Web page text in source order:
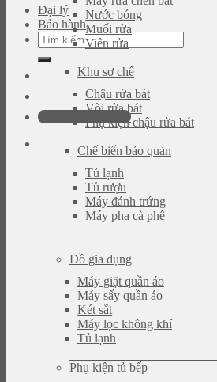
Đại lý
Bảo hành
Tìm
kiếm:
0946.480.580
Nước bóng
Muối rửa
Viên rửa
Khu sơ chế
Chậu rửa bát
Vòi rửa bát
Phụ kiện chậu rửa bát
Chế biến bảo quản
Tủ lạnh
Tủ rượu
Máy đánh trứng
Máy pha cà phê
Đồ gia dụng
Máy giặt quần áo
Máy sấy quần áo
Két sắt
Máy lọc không khí
Tủ lạnh
Phụ kiện tủ bếp